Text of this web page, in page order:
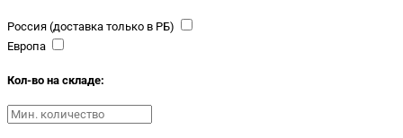
Россия (доставка только в РБ)
Европа
Кол-во на складе: